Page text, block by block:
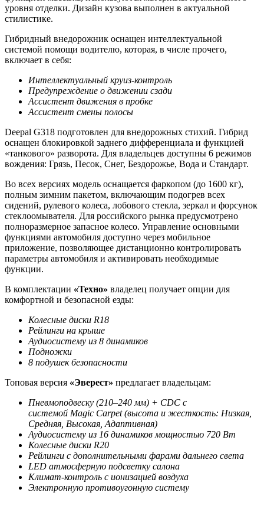
уровня отделки. Дизайн кузова выполнен в актуальной
стилистике.
Гибридный внедорожник оснащен интеллектуальной
системой помощи водителю, которая, в числе прочего,
включает в себя:
Интеллектуальный круиз-контроль
Предупреждение о движении сзади
Ассистент движения в пробке
Ассистент смены полосы
Deepal G318 подготовлен для внедорожных стихий. Гибрид
оснащен блокировкой заднего дифференциала и функцией
«танкового» разворота. Для владельцев доступны 6 режимов
вождения: Грязь, Песок, Снег, Бездорожье, Вода и Стандарт.
Во всех версиях модель оснащается фаркопом (до 1600 кг),
полным зимним пакетом, включающим подогрев всех
сидений, рулевого колеса, лобового стекла, зеркал и форсунок
стеклоомывателя. Для российского рынка предусмотрено
полноразмерное запасное колесо. Управление основными
функциями автомобиля доступно через мобильное
приложение, позволяющее дистанционно контролировать
параметры автомобиля и активировать необходимые
функции.
В комплектации «Техно» владелец получает опции для
комфортной и безопасной езды:
Колесные диски R18
Рейлинги на крыше
Аудиосистему из 8 динамиков
Подножки
8 подушек безопасности
Топовая версия «Эверест» предлагает владельцам:
Пневмоподвеску (210–240 мм) + CDC с
системой Magic Carpet(высота и жесткость: Низкая,
Средняя, Высокая, Адаптивная)
Аудиосистему из 16 динамиков мощностью 720 Вт
Колесные диски R20
Рейлинги с дополнительными фарами дальнего света
LED атмосферную подсветку салона
Климат-контроль с ионизацией воздуха
Электронную противоугонную систему